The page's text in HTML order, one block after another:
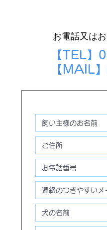
お電話又は
【TEL
​【MAIL】